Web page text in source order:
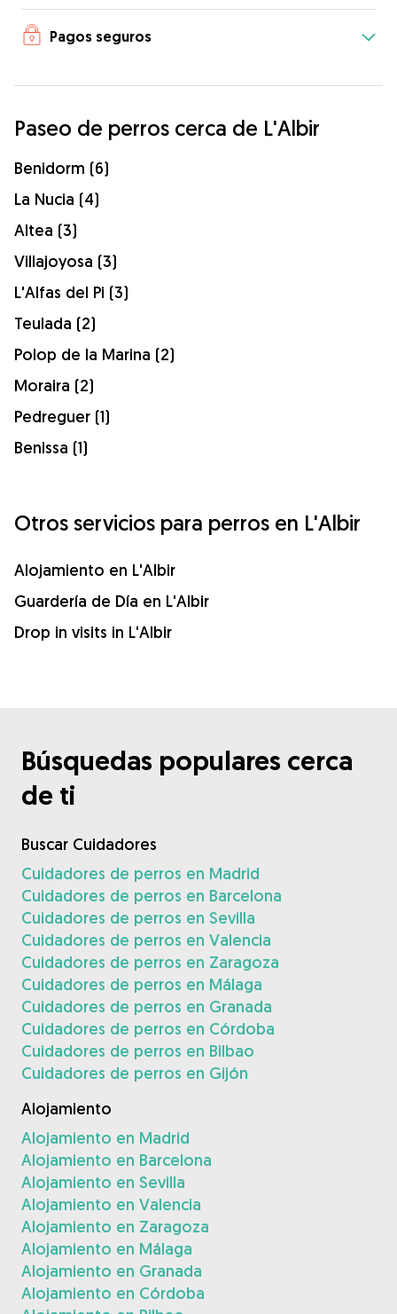
Pagos seguros
Paseo de perros cerca de L'Albir
Benidorm (6)
La Nucia (4)
Altea (3)
Villajoyosa (3)
L'Alfas del Pi (3)
Teulada (2)
Polop de la Marina (2)
Moraira (2)
Pedreguer (1)
Benissa (1)
Otros servicios para perros en L'Albir
Alojamiento en L'Albir
Guardería de Día en L'Albir
Drop in visits in L'Albir
Búsquedas populares cerca
de ti
Buscar Cuidadores
Cuidadores de perros en Madrid
Cuidadores de perros en Barcelona
Cuidadores de perros en Sevilla
Cuidadores de perros en Valencia
Cuidadores de perros en Zaragoza
Cuidadores de perros en Málaga
Cuidadores de perros en Granada
Cuidadores de perros en Córdoba
Cuidadores de perros en Bilbao
Cuidadores de perros en Gijón
Alojamiento
Alojamiento en Madrid
Alojamiento en Barcelona
Alojamiento en Sevilla
Alojamiento en Valencia
Alojamiento en Zaragoza
Alojamiento en Málaga
Alojamiento en Granada
Alojamiento en Córdoba